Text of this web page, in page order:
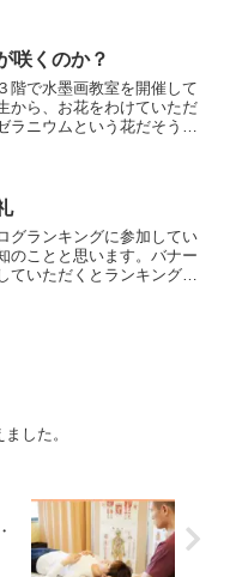
ところ...
咲くのか？
階で水墨画教室を開催して
から、お花をわけていただ
ラニウムという花だそうで
昼に世間話を...
グランキングに参加してい
のことと思います。バナー
ていただくとランキングが
した。